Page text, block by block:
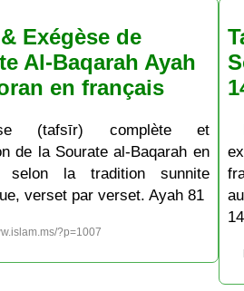
Exégèse de
Al-Baqarah Ayah
en français
(tafsīr) complète et
de la Sourate al-Baqarah en
selon la tradition sunnite
verset par verset. Ayah 81
?p=1007